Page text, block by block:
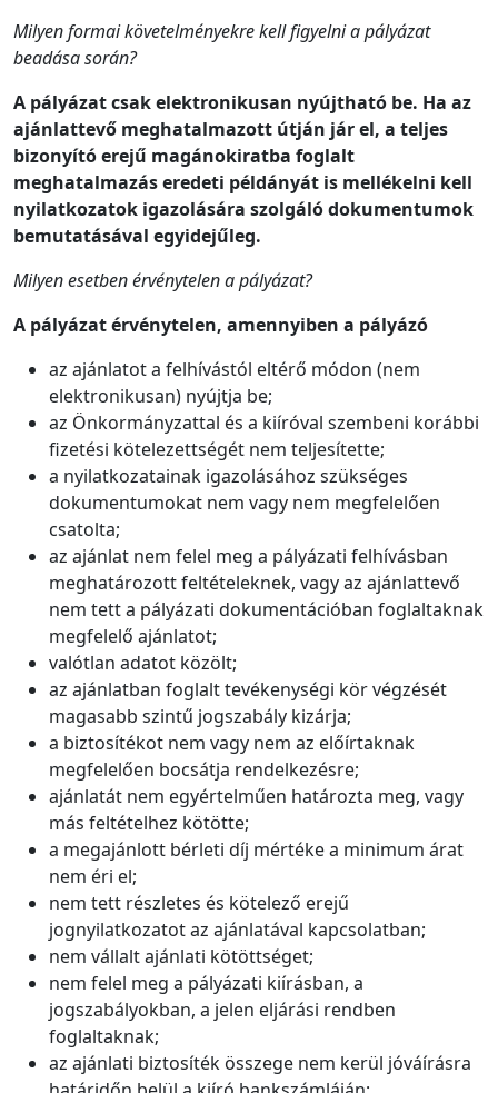
Milyen formai követelményekre kell figyelni a pályázat
beadása során?
A pályázat csak elektronikusan nyújtható be. Ha az
ajánlattevő meghatalmazott útján jár el, a teljes
bizonyító erejű magánokiratba foglalt
meghatalmazás eredeti példányát is mellékelni kell
nyilatkozatok igazolására szolgáló dokumentumok
bemutatásával egyidejűleg.
Milyen esetben érvénytelen a pályázat?
A pályázat érvénytelen, amennyiben a pályázó
az ajánlatot a felhívástól eltérő módon (nem
elektronikusan) nyújtja be;
az Önkormányzattal és a kiíróval szembeni korábbi
fizetési kötelezettségét nem teljesítette;
a nyilatkozatainak igazolásához szükséges
dokumentumokat nem vagy nem megfelelően
csatolta;
az ajánlat nem felel meg a pályázati felhívásban
meghatározott feltételeknek, vagy az ajánlattevő
nem tett a pályázati dokumentációban foglaltaknak
megfelelő ajánlatot;
valótlan adatot közölt;
az ajánlatban foglalt tevékenységi kör végzését
magasabb szintű jogszabály kizárja;
a biztosítékot nem vagy nem az előírtaknak
megfelelően bocsátja rendelkezésre;
ajánlatát nem egyértelműen határozta meg, vagy
más feltételhez kötötte;
a megajánlott bérleti díj mértéke a minimum árat
nem éri el;
nem tett részletes és kötelező erejű
jognyilatkozatot az ajánlatával kapcsolatban;
nem vállalt ajánlati kötöttséget;
nem felel meg a pályázati kiírásban, a
jogszabályokban, a jelen eljárási rendben
foglaltaknak;
az ajánlati biztosíték összege nem kerül jóváírásra